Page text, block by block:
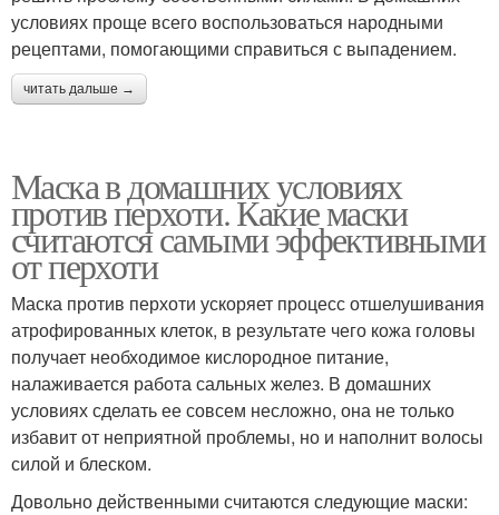
условиях проще всего воспользоваться народными
рецептами, помогающими справиться с выпадением.
читать дальше →
Маска в домашних условиях
против перхоти. Какие маски
считаются самыми эффективными
от перхоти
Маска против перхоти ускоряет процесс отшелушивания
атрофированных клеток, в результате чего кожа головы
получает необходимое кислородное питание,
налаживается работа сальных желез. В домашних
условиях сделать ее совсем несложно, она не только
избавит от неприятной проблемы, но и наполнит волосы
силой и блеском.
Довольно действенными считаются следующие маски: